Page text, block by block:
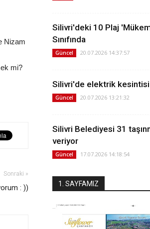
Nizam
mi?
Sonraki »
: ))
Silivri'deki 10 Plaj
Sınıfında
Güncel 20.07.2026 14:37:57
Silivri'de elektrik kesintisi
Güncel 20.07.2026 13:21:32
Silivri Belediyesi 31
veriyor
Güncel 17.07.2026 14:18:54
1. SAYFAMIZ